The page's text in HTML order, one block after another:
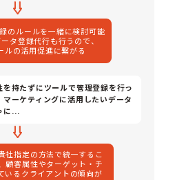
のルールを一緒に検討可能
タ登録代行も行うので、
ルの活用促進に繋がる
を持たずにツールで管理登録を行っ
ーケティングに活用したいデータ
に…
社指定の方法で統一するこ
顧客属性やターゲット・チ
いるクライアントの傾向が